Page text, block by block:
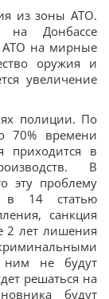
из зоны АТО.
на Донбассе
АТО на мирные
оружия и
увеличение
полиции. По
70% времени
приходится в
В
эту проблему
в 14 статью
санкция
2 лет лишения
ним не будут
решаться на
будут